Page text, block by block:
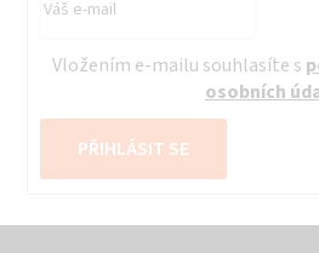
Vložením e-mailu souhlasíte s
osobních
PŘIHLÁSIT SE